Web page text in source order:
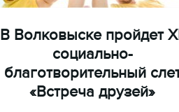
В Волковыске пройдет
социально-
благотворительный
«Встреча друзей»